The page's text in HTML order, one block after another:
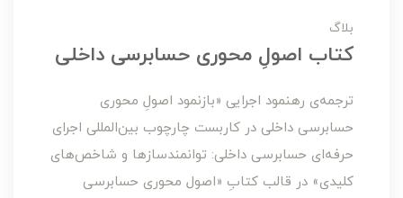
بلاگ
کتاب اصولِ محوری حسابرسی داخلی
ترجمه‌ی رهنمود اجرایی «بازنمود اصولِ محوری
حسابرسی داخلی در کاربست چارچوب بین‌المللی اجرای
حرفه‌ای حسابرسی داخلی: توانمندسازها و شاخص‌های
کلیدی» در قالب کتابِ «اصول محوری حسابرسی